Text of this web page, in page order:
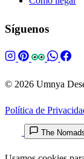
Síguenos
© 2026 Umnya
Política de
The